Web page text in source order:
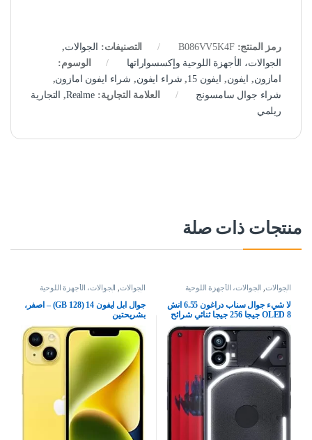
رمز المنتج:B086VV5K4F التصنيفات: الجوالات,
الجوالات، الأجهزة اللوحية وإكسسواراتها
الوسوم:
امازون, ايفون, ايفون 15 , شراء ايفون, شراء ايفون امازون,
شراء جوال سامسونج
العلامة التجارية: Realme
, التجارية
ريلمي
منتجات ذات صلة
الجوالات الجوالات، الأجهزة اللوحية
وإكسسواراتها
لا شيء جوال سناب دراغون 6.55 انش
OLED 8 جيجا 256 جيجا ثنائي شرائح
الاتصال 5G كاميرا 50 ميجابكسل
جلوف، هاتف ذكي اسود
الجوالات الجوالات، الأجهزة اللوحية
وإكسسواراتها
جوال ابل ايفون 14 (128 GB) – اصفر،
بشريحتين